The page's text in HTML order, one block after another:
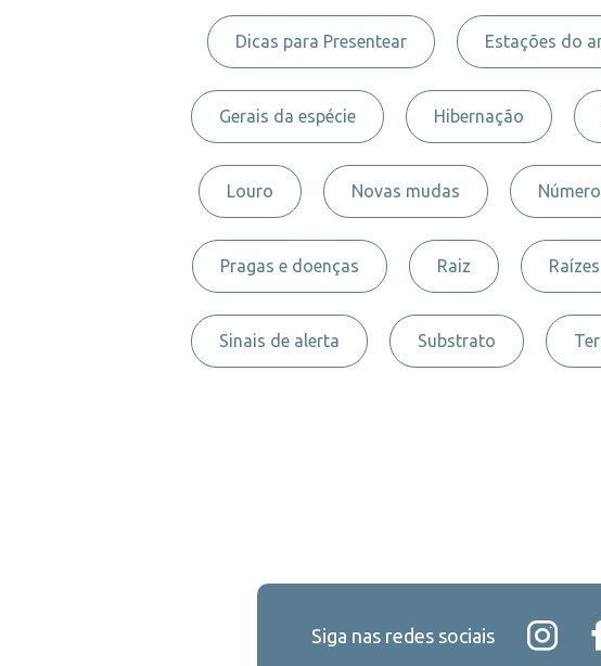
Dicas para Presentear Estações do
Gerais da espécie Hibernação
Louro Novas mudas
Pragas e doenças Raiz
Sinais de alerta Substrato
Siga nas redes sociais